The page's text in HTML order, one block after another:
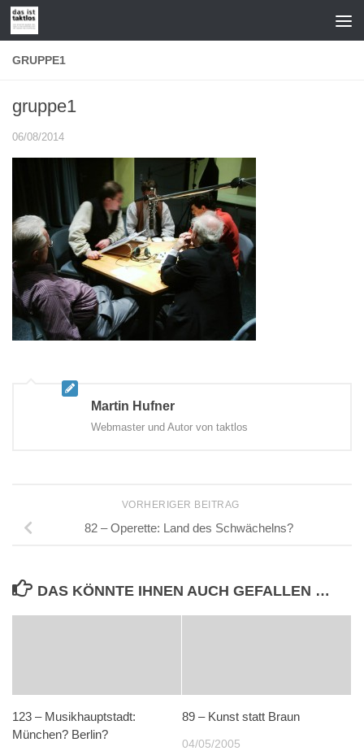
Zum Inhalt springen
GRUPPE1
gruppe1
06/08/2014
Martin Hufner
Webmaster und Autor von taktlos
VORHERIGER BEITRAG
82 – Operette: Land des Schwächelns?
DAS KÖNNTE IHNEN AUCH GEFALLEN …
123 – Musikhauptstadt:
München? Berlin?
89 – Kunst statt Braun
04/05/2005